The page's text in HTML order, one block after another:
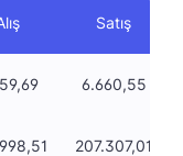
Satış
6.660,55
207.307,01